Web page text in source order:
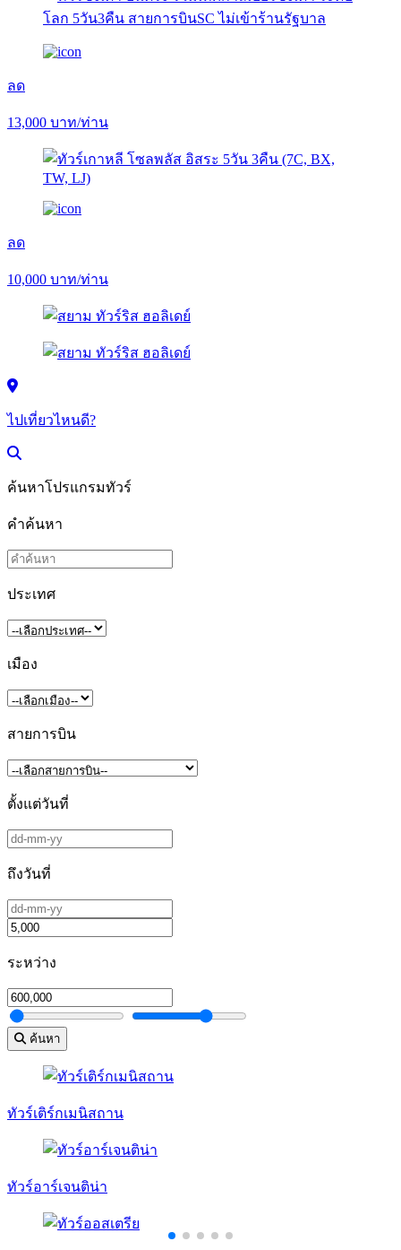
ลด
13,000 บาท/ท่าน
ลด
10,000 บาท/ท่าน
ไปเที่ยวไหนดี?
ค้นหาโปรแกรมทัวร์
คำค้นหา
ประเทศ
เมือง
สายการบิน
ตั้งแต่วันที่
ถึงวันที่
ระหว่าง
ค้นหา
ทัวร์เติร์กเมนิสถาน
ทัวร์อาร์เจนติน่า